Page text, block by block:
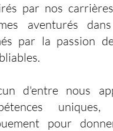
par nos
aventurés
par la passion
d'entre nous
pour